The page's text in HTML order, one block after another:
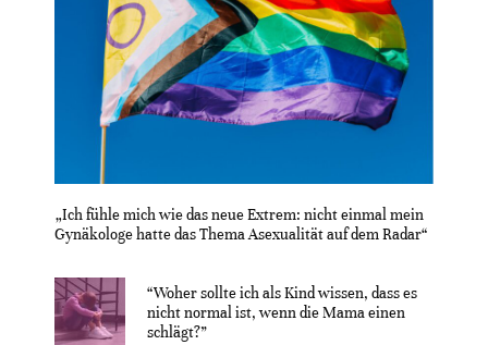
„Ich fühle mich wie das neue Extrem: nicht einmal mein
Gynäkologe hatte das Thema Asexualität auf dem Radar“
“Woher sollte ich als Kind wissen, dass es
nicht normal ist, wenn die Mama einen
schlägt?”